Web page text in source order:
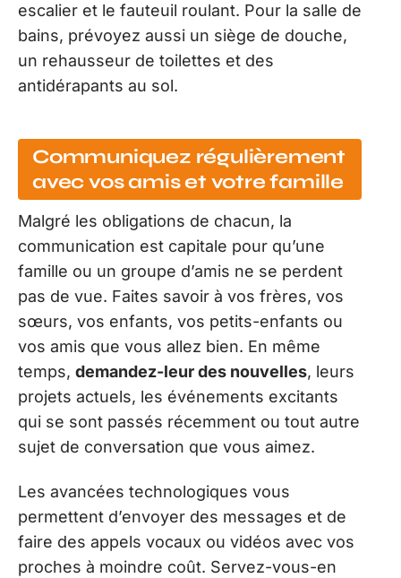
escalier et le fauteuil roulant. Pour la salle de
bains, prévoyez aussi un siège de douche,
un rehausseur de toilettes et des
antidérapants au sol.
Communiquez régulièrement
avec vos amis et votre famille
Malgré les obligations de chacun, la
communication est capitale pour qu’une
famille ou un groupe d’amis ne se perdent
pas de vue. Faites savoir à vos frères, vos
sœurs, vos enfants, vos petits-enfants ou
vos amis que vous allez bien. En même
temps, demandez-leur des nouvelles, leurs
projets actuels, les événements excitants
qui se sont passés récemment ou tout autre
sujet de conversation que vous aimez.
Les avancées technologiques vous
permettent d’envoyer des messages et de
faire des appels vocaux ou vidéos avec vos
proches à moindre coût. Servez-vous-en